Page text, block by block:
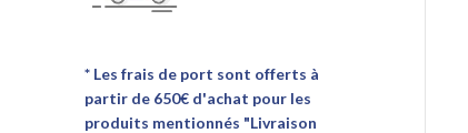
* Les frais de port sont offerts à
partir de 650€ d'achat pour les
produits mentionnés "Livraison